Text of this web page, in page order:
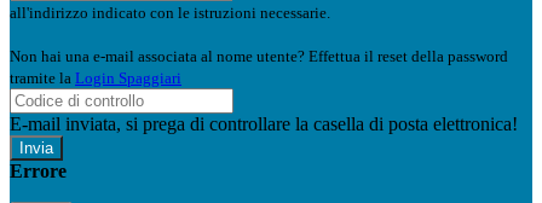
all'indirizzo indicato con le istruzioni necessarie.
Non hai una e-mail associata al nome utente? Effettua il reset della password
tramite la Login Spaggiari
E-mail inviata, si prega di controllare la casella di posta elettronica!
Errore